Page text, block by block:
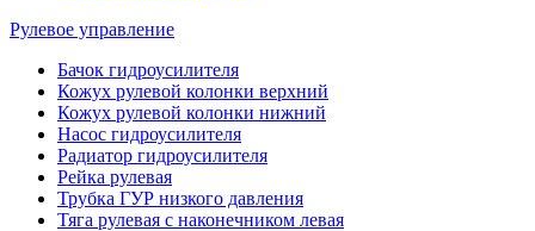
Рулевое управление
Бачок гидроусилителя
Кожух рулевой колонки верхний
Кожух рулевой колонки нижний
Насос гидроусилителя
Радиатор гидроусилителя
Рейка рулевая
Трубка ГУР низкого давления
Тяга рулевая с наконечником левая